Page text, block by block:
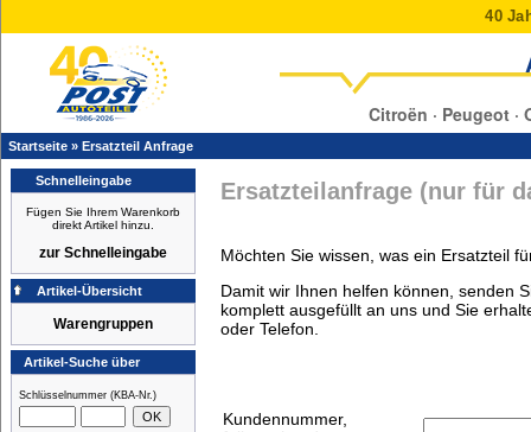
40
Citroën · Peugeot ·
Startseite » Ersatzteil Anfrage
Schnelleingabe
Fügen Sie Ihrem Warenkorb
direkt Artikel hinzu.
zur Schnelleingabe
Artikel-Übersicht
Warengruppen
Artikel-Suche über
Schlüsselnummer (KBA-Nr.)
Ersatzteilanfrage (nur für
Möchten Sie wissen, was ein Ersatzteil
Damit wir Ihnen helfen können, senden
komplett ausgefüllt an uns und Sie
oder Telefon.
Kundennummer,